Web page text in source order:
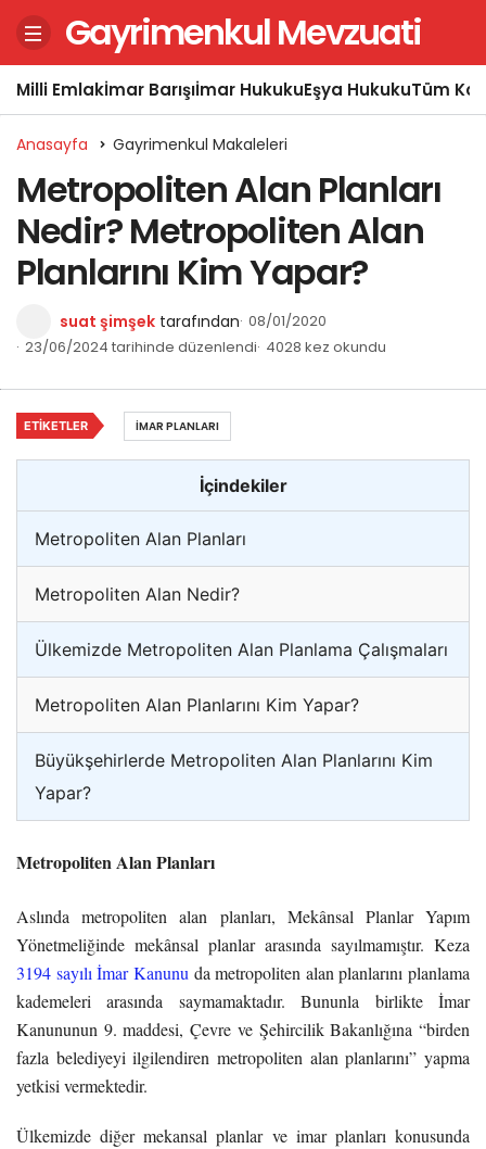
Gayrimenkul Mevzuati
Milli Emlakİmar Barışıİmar HukukuEşya HukukuTüm
Anasayfa Gayrimenkul Makaleleri
Metropoliten Alan Planları
Nedir? Metropoliten Alan
Planlarını Kim Yapar?
suat şimşek tarafından 08/01/2020
23/06/2024 tarihinde düzenlendi 4028 kez okundu
İçindekiler
Metropoliten Alan Planları
Metropoliten Alan Nedir?
Ülkemizde Metropoliten Alan Planlama Çalışmaları
Metropoliten Alan Planlarını Kim Yapar?
Büyükşehirlerde Metropoliten Alan Planlarını Kim
Yapar?
Metropoliten Alan Planları
Aslında metropoliten alan planları, Mekânsal Planlar Yapım
Yönetmeliğinde mekânsal planlar arasında sayılmamıştır. Keza
3194 sayılı İmar Kanunu da metropoliten alan planlarını planlama
kademeleri arasında saymamaktadır. Bununla birlikte İmar
Kanununun 9. maddesi, Çevre ve Şehircilik Bakanlığına “birden
fazla belediyeyi ilgilendiren metropoliten alan planlarını” yapma
yetkisi vermektedir.
Ülkemizde diğer mekansal planlar ve imar planları konusunda
ETIKETLER İMAR PLANLARI